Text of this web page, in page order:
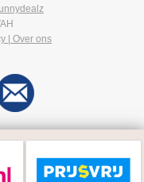
| Over ons